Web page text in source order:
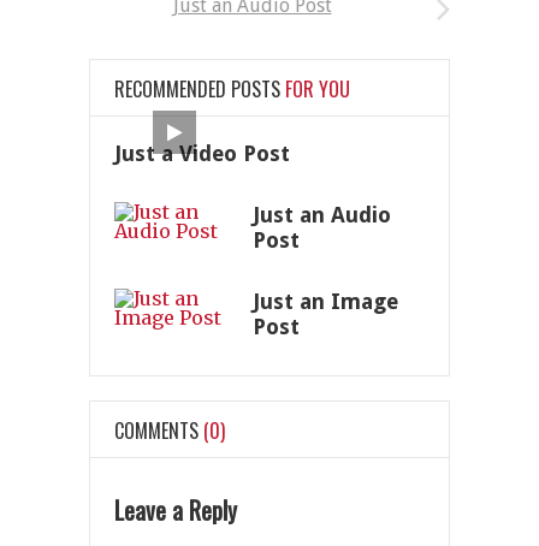
Just an Audio Post
RECOMMENDED POSTS FOR YOU
Just a Video Post
Just an Audio
Post
Just an Image
Post
COMMENTS (0)
Leave a Reply